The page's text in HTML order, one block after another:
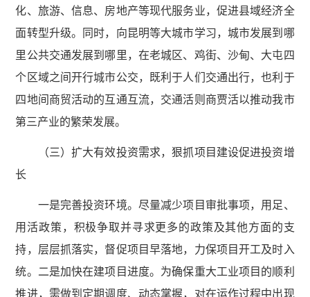
化、旅游、信息、房地产等现代服务业，促进县域经济全
面转型升级。同时，向昆明等大城市学习，城市发展到哪
里公共交通发展到哪里，在老城区、鸡街、沙甸、大屯四
个区域之间开行城市公交，既利于人们交通出行，也利于
四地间商贸活动的互通互流，交通活则商贾活以推动我市
第三产业的繁荣发展。
（三）扩大有效投资需求，狠抓项目建设促进投资增
长
一是完善投资环境。尽量减少项目审批事项，用足、
用活政策，积极争取并寻求更多的政策及其他方面的支
持，层层抓落实，督促项目早落地，力保项目开工及时入
统。二是加快在建项目进度。为确保重大工业项目的顺利
推进，需做到定期调度、动态掌握，对在运作过程中出现